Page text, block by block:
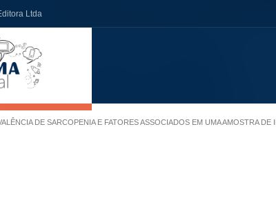
Ltda
DE SARCOPENIA E FATORES ASSOCIADOS EM UMA AMOSTRA